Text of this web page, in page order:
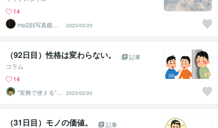
14
mp2顔写真鑑定
士ー顔写真から
人生を分析
2023/03/20
（92日目）性格は変わらない。
記事
コラム
14
“実務で使える”改
善パートナー／
かめきち
2023/02/20
（31日目）モノの価値。
記事